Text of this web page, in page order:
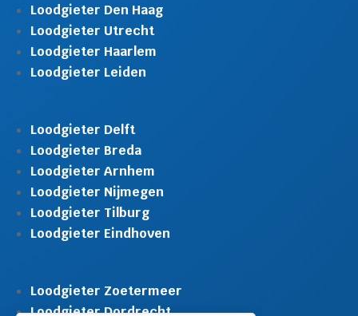
Loodgieter Den Haag
Loodgieter Utrecht
Loodgieter Haarlem
Loodgieter Leiden
Loodgieter Delft
Loodgieter Breda
Loodgieter Arnhem
Loodgieter Nijmegen
Loodgieter Tilburg
Loodgieter Eindhoven
Loodgieter Zoetermeer
Loodgieter Dordrecht